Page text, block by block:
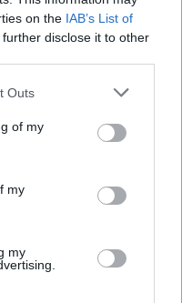
on the IAB’s List of
disclose it to other
one or more Google
You may click to
its third-party tags to
in below Google
Outs
of my
my
my
megújításával is készül
ötszázadik
és